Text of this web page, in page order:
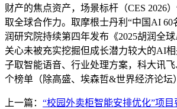
财产的焦点资产，场景标杆（CES 2026
取全球合作力。取摩根士丹利“中国AI 60
润研究院持续第四年发布《2025胡润全
关心未被充实挖掘但成长潜力较大的AI
子取智能语音、行业处理方案，科大讯
个榜单（除高盛、埃森哲&世界经济论坛
上一篇： “校园外卖柜智能安排优化”项